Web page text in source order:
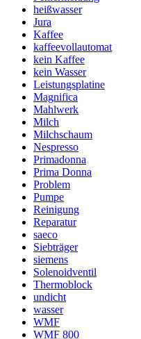
heißwasser
Jura
Kaffee
kaffeevollautomat
kein Kaffee
kein Wasser
Leistungsplatine
Magnifica
Mahlwerk
Milch
Milchschaum
Nespresso
Primadonna
Prima Donna
Problem
Pumpe
Reinigung
Reparatur
saeco
Siebträger
siemens
Solenoidventil
Thermoblock
undicht
wasser
WMF
WMF 800